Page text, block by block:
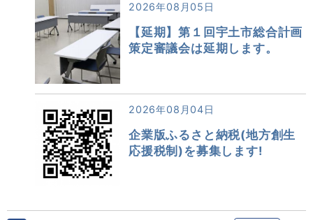
2026年08月05日
【延期】第１回宇土市総合計画
策定審議会は延期します。
2026年08月04日
企業版ふるさと納税(地方創生
応援税制)を募集します!